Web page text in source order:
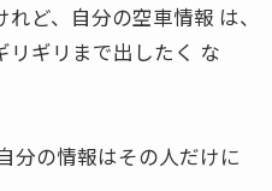
ど、自分の空車情報 は、
ギリまで出したく な
分の情報はその人だけに